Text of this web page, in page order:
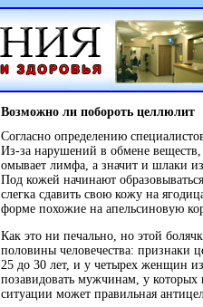
Возможно ли побороть целлюлит
Согласно определению
Из-за нарушений в обмене
омывает лимфа, а значит и шлаки
Под кожей начинают
слегка сдавить свою кожу на
форме похожие на апельсиновую
Как это ни печально, но этой
половины человечества: признаки
25 до 30 лет, и у четырех женщин
позавидовать мужчинам, у
ситуации может правильная